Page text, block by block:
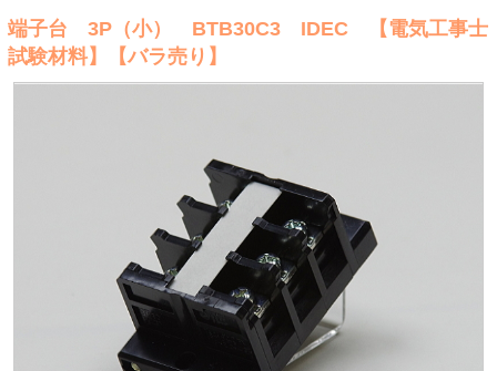
端子台 3P（小） BTB30C3 IDEC 【電気工事士
試験材料】【バラ売り】